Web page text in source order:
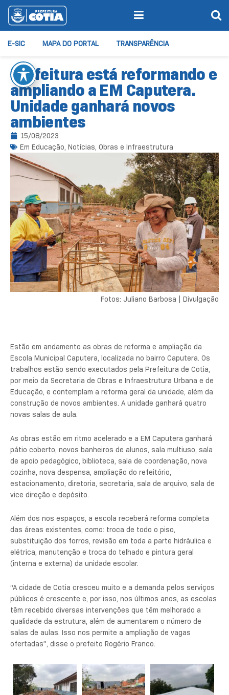
E-SIC MAPA DO PORTAL TRANSPARÊNCIA
Prefeitura está reformando e
ampliando a EM Caputera.
Unidade ganhará novos
ambientes
15/08/2023
Em Educação, Notícias, Obras e Infraestrutura
Fotos: Juliano Barbosa | Divulgação
Estão em andamento as obras de reforma e ampliação da
Escola Municipal Caputera, localizada no bairro Caputera. Os
trabalhos estão sendo executados pela Prefeitura de Cotia,
por meio da Secretaria de Obras e Infraestrutura Urbana e de
Educação, e contemplam a reforma geral da unidade, além da
construção de novos ambientes. A unidade ganhará quatro
novas salas de aula.
As obras estão em ritmo acelerado e a EM Caputera ganhará
pátio coberto, novos banheiros de alunos, sala multiuso, sala
de apoio pedagógico, biblioteca, sala de coordenação, nova
cozinha, nova despensa, ampliação do refeitório,
estacionamento, diretoria, secretaria, sala de arquivo, sala de
vice direção e depósito.
Além dos nos espaços, a escola receberá reforma completa
das áreas existentes, como: troca de todo o piso,
substituição dos forros, revisão em toda a parte hidráulica e
elétrica, manutenção e troca do telhado e pintura geral
(interna e externa) da unidade escolar.
“A cidade de Cotia cresceu muito e a demanda pelos serviços
públicos é crescente e, por isso, nos últimos anos, as escolas
têm recebido diversas intervenções que têm melhorado a
qualidade da estrutura, além de aumentarem o número de
salas de aulas. Isso nos permite a ampliação de vagas
ofertadas”, disse o prefeito Rogério Franco.